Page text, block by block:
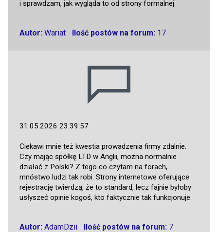
i sprawdzam, jak wygląda to od strony formalnej.
Autor: Wariat Ilość postów na forum: 17
31.05.2026 23:39:57
Ciekawi mnie też kwestia prowadzenia firmy zdalnie.
Czy mając spółkę LTD w Anglii, można normalnie
działać z Polski? Z tego co czytam na forach,
mnóstwo ludzi tak robi. Strony internetowe oferujące
rejestrację twierdzą, że to standard, lecz fajnie byłoby
usłyszeć opinie kogoś, kto faktycznie tak funkcjonuje.
Autor: AdamDzii Ilość postów na forum:7